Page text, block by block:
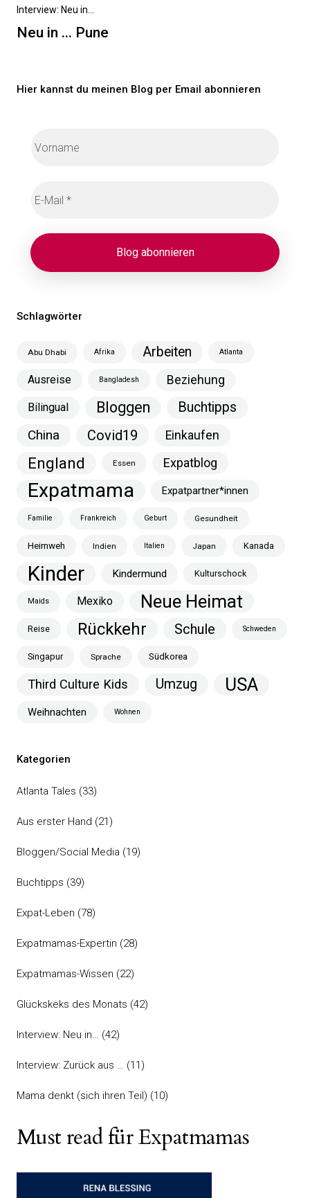
Nächster
Beitrag
Interview: Neu in...
Neu in ... Pune
Hier kannst du meinen Blog per Email abonnieren
Schlagwörter
Abu Dhabi Afrika Arbeiten Atlanta
Ausreise Bangladesh Beziehung
Bilingual Bloggen
Buchtipps
China
Covid19 Einkaufen
England Essen Expatblog
Expatmama Expatpartner*innen
Familie Frankreich Geburt Gesundheit
Heimweh Indien Italien Japan Kanada
Kinder Kindermund Kulturschock
Maids Mexiko Neue Heimat
Reise Rückkehr Schule Schweden
Singapur Sprache Südkorea
Third Culture Kids Umzug USA
Weihnachten Wohnen
Kategorien
Atlanta Tales (33)
Aus erster Hand (21)
Bloggen/Social Media (19)
Buchtipps (39)
Expat-Leben (78)
Expatmamas-Expertin (28)
Expatmamas-Wissen (22)
Glückskeks des Monats (42)
Interview: Neu in… (42)
Interview: Zurück aus … (11)
Mama denkt (sich ihren Teil) (10)
Must read für Expatmamas